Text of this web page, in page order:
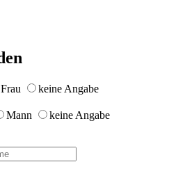
Frau
keine Angabe
Mann
keine Angabe